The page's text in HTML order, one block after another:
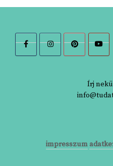
Írj
impresszum